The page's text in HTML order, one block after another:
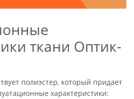
ткани Оптик-
полиэстер, который придает
характеристики: